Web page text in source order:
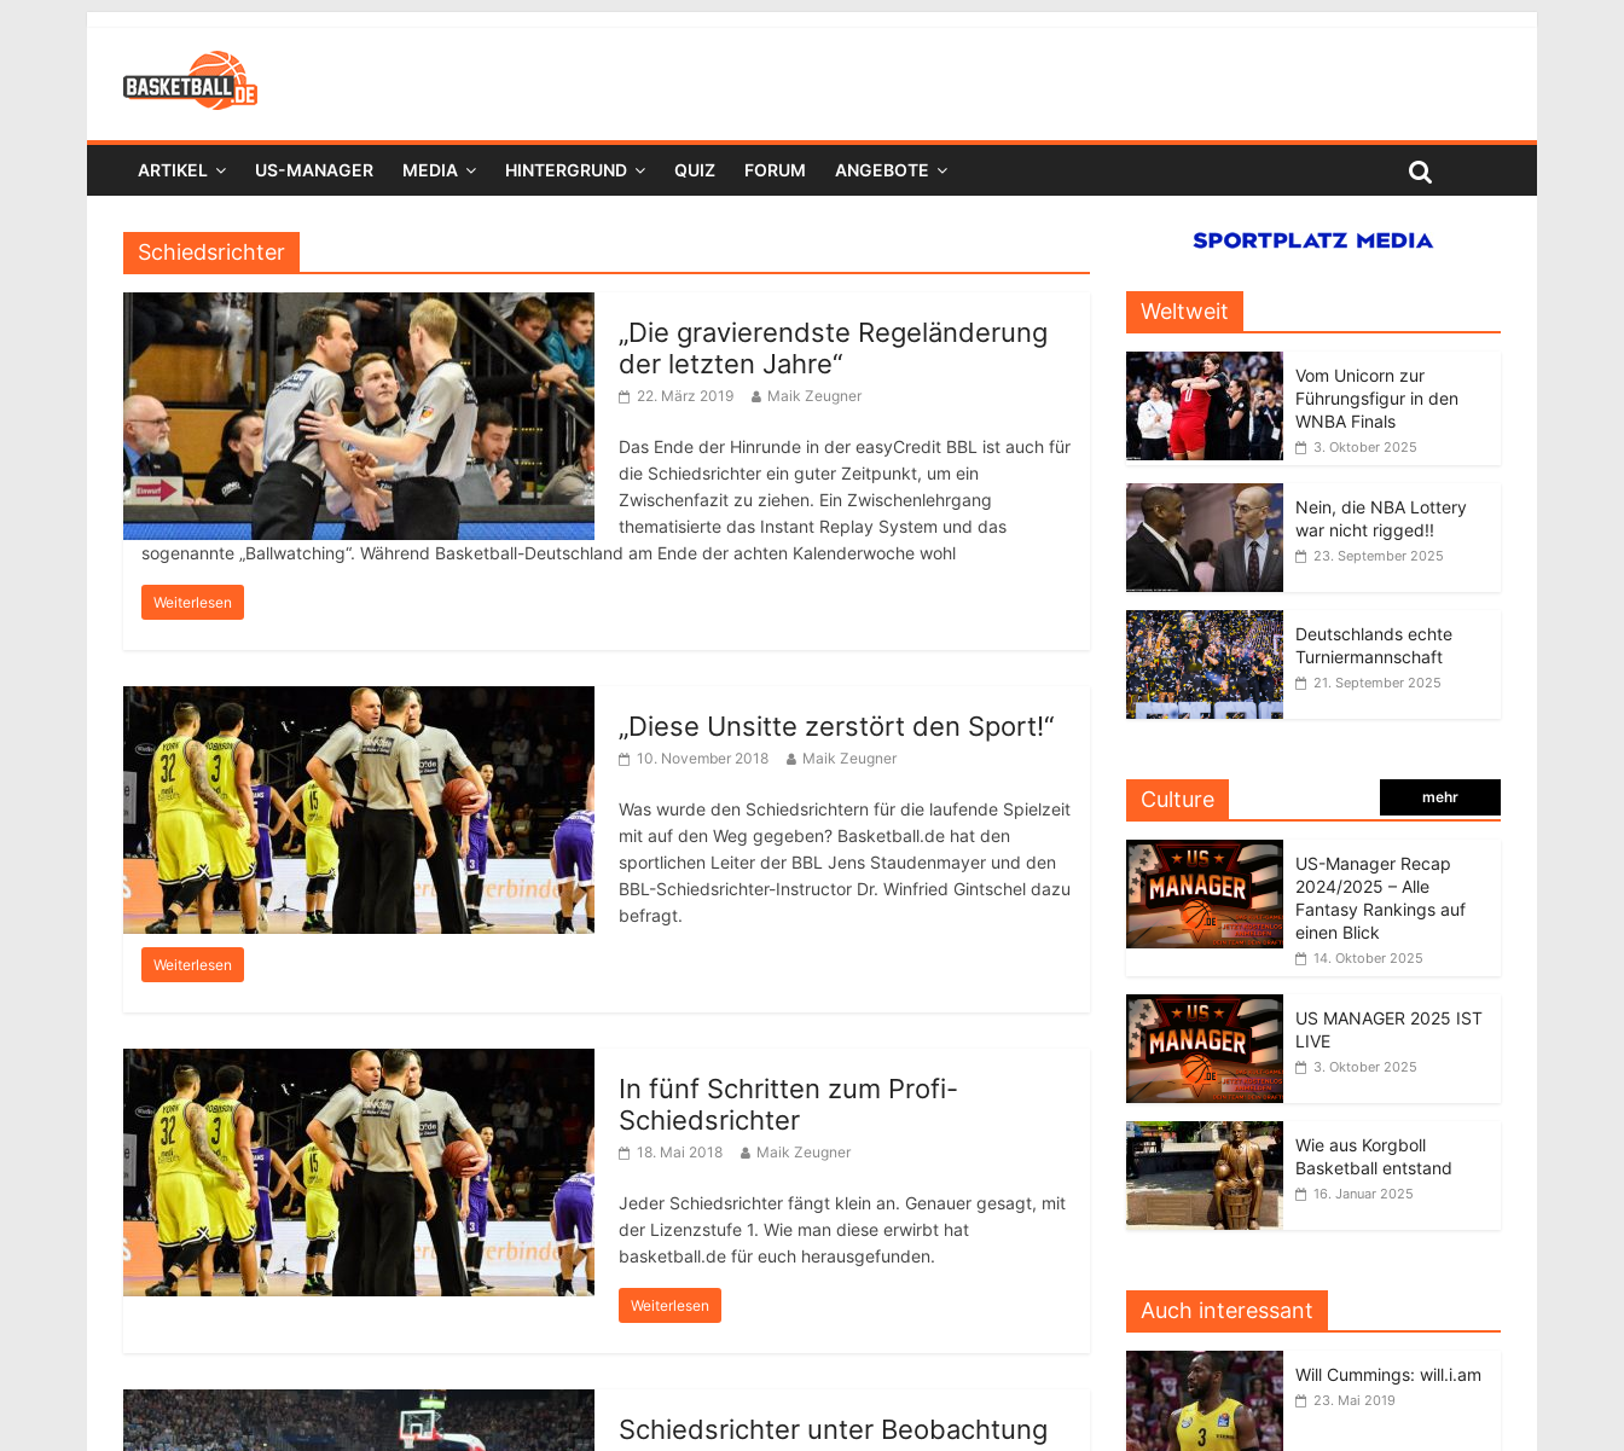
ARTIKEL US-MANAGER MEDIA HINTERGRUND QUIZ FORUM ANGEBOTE
Schiedsrichter
„Die gravierendste Regeländerung
der letzten Jahre“
22. März 2019 Maik Zeugner
Das Ende der Hinrunde in der easyCredit BBL ist auch für
die Schiedsrichter ein guter Zeitpunkt, um ein
Zwischenfazit zu ziehen. Ein Zwischenlehrgang
thematisierte das Instant Replay System und das
sogenannte „Ballwatching“. Während Basketball-Deutschland am Ende der achten Kalenderwoche wohl
Weiterlesen
„Diese Unsitte zerstört den Sport!“
10. November 2018 Maik Zeugner
Was wurde den Schiedsrichtern für die laufende Spielzeit
mit auf den Weg gegeben? Basketball.de hat den
sportlichen Leiter der BBL Jens Staudenmayer und den
BBL-Schiedsrichter-Instructor Dr. Winfried Gintschel dazu
befragt.
Weiterlesen
In fünf Schritten zum Profi-
Schiedsrichter
18. Mai 2018 Maik Zeugner
Jeder Schiedsrichter fängt klein an. Genauer gesagt, mit
der Lizenzstufe 1. Wie man diese erwirbt hat
basketball.de für euch herausgefunden.
Weiterlesen
Schiedsrichter unter Beobachtung
Weltweit
Vom Unicorn zur
Führungsfigur in den
WNBA Finals
3. Oktober 2025
Nein, die NBA Lottery
war nicht rigged!!
23. September 2025
Deutschlands echte
Turniermannschaft
21. September 2025
Culture mehr
US-Manager Recap
2024/2025 – Alle
Fantasy Rankings auf
einen Blick
14. Oktober 2025
US MANAGER 2025 IST
LIVE
3. Oktober 2025
Wie aus Korgboll
Basketball entstand
16. Januar 2025
Auch interessant
Will Cummings: will.i.am
23. Mai 2019